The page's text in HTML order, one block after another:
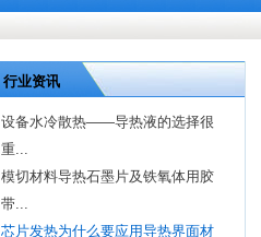
行业资讯
设备水冷散热——导热液的选择很
重...
模切材料导热石墨片及铁氧体用胶
带...
芯片发热为什么要应用导热界面材